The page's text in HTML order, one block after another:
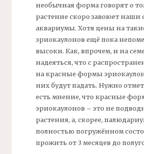
необычная форма говорят о
растение скоро завоюет наши
аквариумы. Хотя цены на
эриокаулонов ещё пока
высоки. Как, впрочем, и на
надеяться, что с
на красные формы
них будут падать. Нужно
есть мнение, что красные
эриокаулонов – это не
растения, а, скорее,
полностью погружённом
прожить от 3 месяцев до